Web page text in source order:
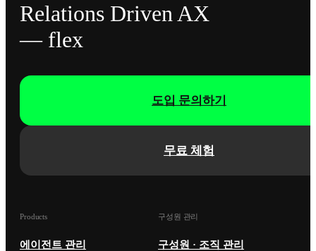
Relations Driven AX
— flex
무료 체험
도입 문의하기
Products
에이전트 관리
구성원 관리
구성원 · 조직 관리